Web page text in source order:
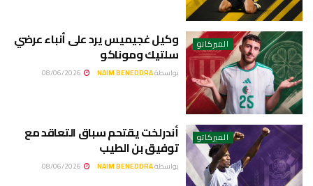
الميركاتو وكيل غجيميس يرد على أنباء عرضي
سلتيك وموناكو
بواسطةNAIM BENEDDRA
الميركاتو أندرلخت يقتحم سباق التعاقد مع
توفيق بن الطيب
بواسطةNAIM BENEDDRA